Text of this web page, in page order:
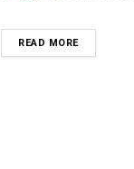
READ MOREDETAILS